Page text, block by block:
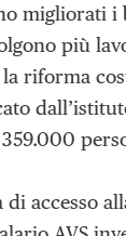
migliorati i
più
riforma
accesso